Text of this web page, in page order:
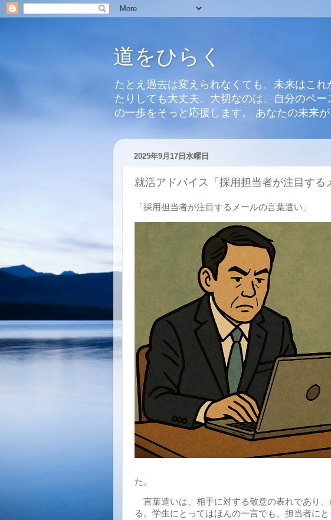
道をひらく
たとえ過去は変えられなくても、未来はこ
たりしても大丈夫。大切なのは、自分のペ
の一歩をそっと応援します。 あなたの未来
2025年9月17日水曜日
就活アドバイス「採用担当者が注目する
「採用担当者が注目するメールの言葉遣い」
た。
言葉遣いは、相手に対する敬意の表れであり
る。学生にとってはほんの一言でも、担当者に